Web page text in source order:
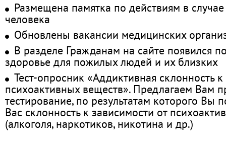
Размещена памятка по действиям в
человека
Обновлены вакансии медицинских
В разделе Гражданам на сайте появился
здоровье для пожилых людей и их близких
Тест-опросник «Аддиктивная склонность
психоактивных веществ». Предлагаем Вам
тестирование, по результатам которого Вы
Вас склонность к зависимости от
(алкоголя, наркотиков, никотина и др.)